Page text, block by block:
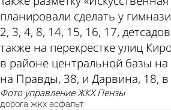
планировали сделать у
2, 3, 4, 8, 14, 15, 16, 17,
также на перекрестке улиц
в районе центральной базы
на Правды, 38, и Дарвина, 18, в
фото управление ЖКХ Пензы
дорога жкх асфальт